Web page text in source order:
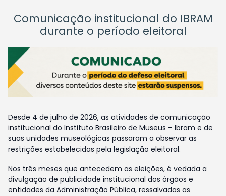
Comunicação institucional do IBRAM
durante o período eleitoral
Desde 4 de julho de 2026, as atividades de comunicação
institucional do Instituto Brasileiro de Museus – Ibram e de
suas unidades museológicas passaram a observar as
restrições estabelecidas pela legislação eleitoral.
Nos três meses que antecedem as eleições, é vedada a
divulgação de publicidade institucional dos órgãos e
entidades da Administração Pública, ressalvadas as